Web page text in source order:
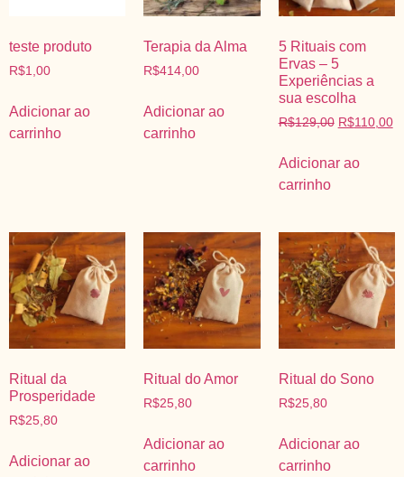
teste produto
R$1,00
Adicionar ao
carrinho
Terapia da Alma
R$414,00
Adicionar ao
carrinho
5 Rituais com
Ervas – 5
Experiências a
sua escolha
R$129,00 R$110,00
Adicionar ao
carrinho
Ritual da
Prosperidade
R$25,80
Adicionar ao
Ritual do Amor
R$25,80
Adicionar ao
carrinho
Ritual do Sono
R$25,80
Adicionar ao
carrinho